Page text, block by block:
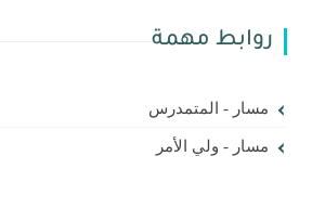
روابط مهمة
مسار - المتمدرس
مسار - ولي الأمر